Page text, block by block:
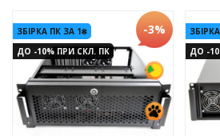
ЗБІРКА ПК ЗА 1₴
ДО -10% ПРИ СКЛ. ПК
-3%
ДО -